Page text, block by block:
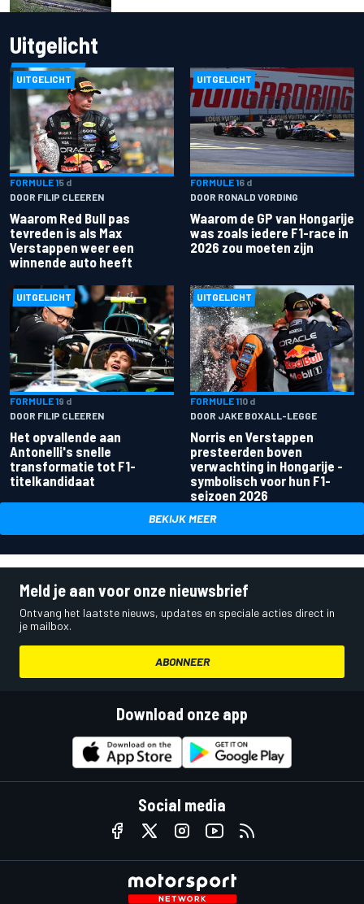
Uitgelicht
UITGELICHT
FORMULE 15 d
DOOR FILIP CLEEREN
Waarom Red Bull pas
tevreden is als Max
Verstappen weer een
winnende auto heeft
UITGELICHT
FORMULE 16 d
DOOR RONALD VORDING
Waarom de GP van Hongarije
was zoals iedere F1-race in
2026 zou moeten zijn
UITGELICHT
FORMULE 19 d
DOOR FILIP CLEEREN
Het opvallende aan
Antonelli's snelle
transformatie tot F1-
titelkandidaat
UITGELICHT
FORMULE 110 d
DOOR JAKE BOXALL-LEGGE
Norris en Verstappen
presteerden boven
verwachting in Hongarije -
symbolisch voor hun F1-
seizoen 2026
BEKIJK MEER
Meld je aan voor onze nieuwsbrief
Ontvang het laatste nieuws, updates en speciale acties direct in
je mailbox.
ABONNEER
Download onze app
Social media